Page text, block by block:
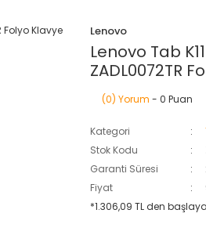
Lenovo
Lenovo Tab
ZADL0072TR
(0) Yorum - 0 Puan
Kategori
Stok Kodu
Garanti Süresi
Fiyat
*1.306,09 TL den